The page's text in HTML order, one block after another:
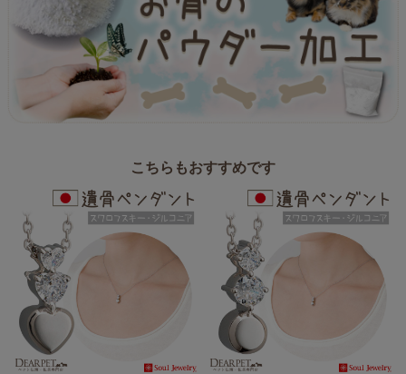
こちらもおすすめです